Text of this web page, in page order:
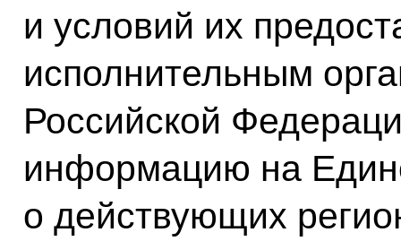
и условий их
исполнительным
Российской
информацию на
о действующих